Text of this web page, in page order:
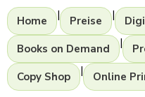
Home | Preise |
Books on Demand |
Copy Shop | Online